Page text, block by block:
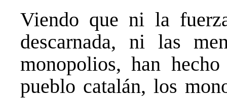
Viendo que ni la
descarnada, ni las
monopolios, han
pueblo catalán, los